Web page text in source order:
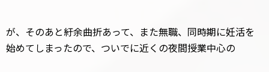
が、そのあと紆余曲折あって、また無職、同時期に妊活を
始めてしまったので、ついでに近くの夜間授業中心の